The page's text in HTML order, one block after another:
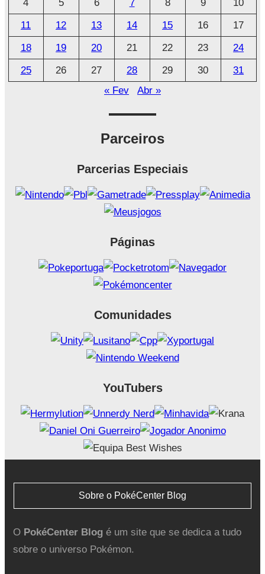
v
o
4
5 6 7 8 9
10
11
12 13 14 15 16
17
18
19 20 21 22 23
24
25
26 27 28 29 30
31
« Fev
Abr »
Parceiros
Parcerias Especiais
Páginas
Comunidades
YouTubers
Sobre o PokéCenter Blog
O PokéCenter Blogé um site que se dedica a tudo
sobre o universo Pokémon.